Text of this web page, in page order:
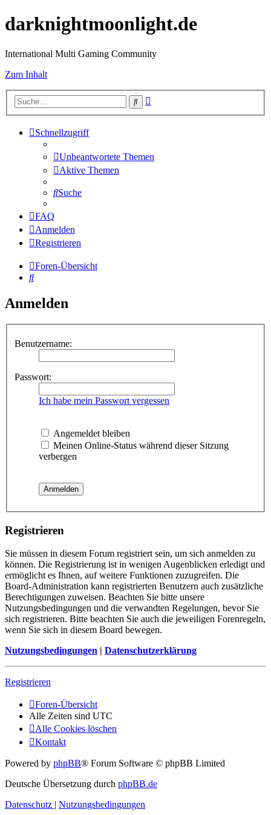
darknightmoonlight.de
International Multi Gaming Community
Zum Inhalt
Suche
Schnellzugriff
Unbeantwortete Themen
Aktive Themen
Suche
FAQ
Anmelden
Registrieren
Foren-Übersicht
Suche
Anmelden
Benutzername:
Passwort:
Ich habe mein Passwort vergessen
Angemeldet bleiben
Meinen Online-Status während dieser Sitzung
verbergen
Registrieren
Sie müssen in diesem Forum registriert sein, um sich anmelden zu
können. Die Registrierung ist in wenigen Augenblicken erledigt und
ermöglicht es Ihnen, auf weitere Funktionen zuzugreifen. Die
Board-Administration kann registrierten Benutzern auch zusätzliche
Berechtigungen zuweisen. Beachten Sie bitte unsere
Nutzungsbedingungen und die verwandten Regelungen, bevor Sie
sich registrieren. Bitte beachten Sie auch die jeweiligen Forenregeln,
wenn Sie sich in diesem Board bewegen.
Nutzungsbedingungen | Datenschutzerklärung
Registrieren
Foren-Übersicht
Alle Zeiten sind UTC
Alle Cookies löschen
Kontakt
Powered by phpBB® Forum Software © phpBB Limited
Deutsche Übersetzung durch phpBB.de
Datenschutz | Nutzungsbedingungen